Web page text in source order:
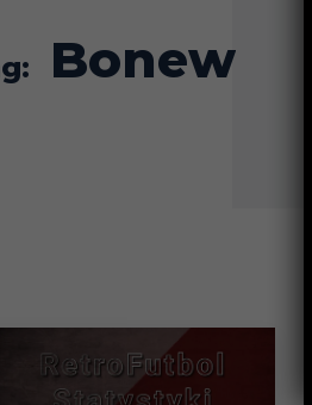
Bonew